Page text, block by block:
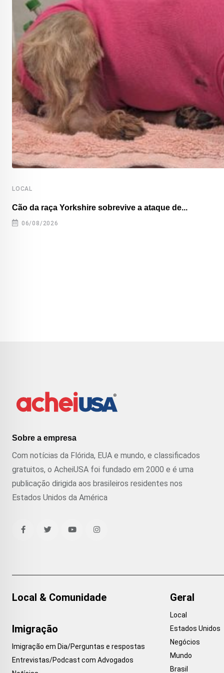
LOCAL
Cão da raça Yorkshire sobrevive a ataque de...
06/08/2026
Sobre a empresa
Com notícias da Flórida, EUA e mundo, e classificados
gratuitos, o AcheiUSA foi fundado em 2000 e é uma
publicação dirigida aos brasileiros residentes nos
Estados Unidos da América
Local & Comunidade
Imigração
Imigração em Dia/Perguntas e respostas
Entrevistas/Podcast com Advogados
Geral
Local
Estados Unidos
Negócios
Mundo
Brasil